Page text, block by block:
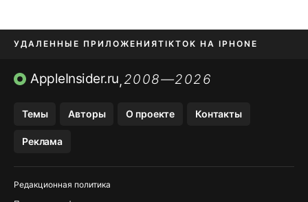
УДАЛЕННЫЕ ПРИЛОЖЕНИЯTIKTOK НА IPHONE
ПРИЛОЖЕНИЯ БЕЗ APP STORE
AppleInsider.ru,2008—2026
Темы Авторы О проекте Контакты
Реклама
Редакционная политика